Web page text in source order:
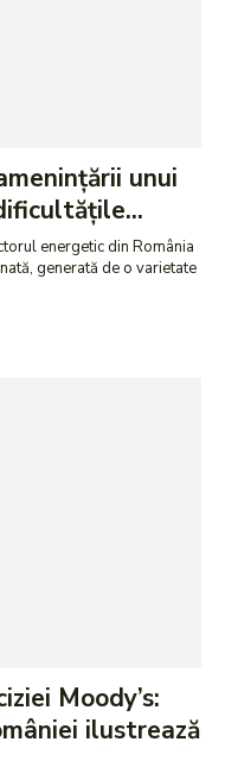
unui
energetic din România
generată de o varietate
Moody’s:
ilustrează